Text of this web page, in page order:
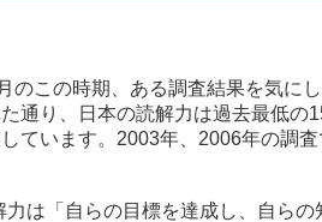
のこの時期、ある調査結果を気に
通り、日本の読解力は過去最低
ています。2003年、2006年の調
力は「自らの目標を達成し、自ら